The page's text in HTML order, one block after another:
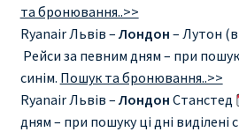
та бронювання..>>
Ryanair Львів – Лондон – Лутон
Рейси за певним дням – при
синім. Пошук та бронювання..>>
Ryanair Львів – Лондон Станстед
дням – при пошуку ці дні виділені